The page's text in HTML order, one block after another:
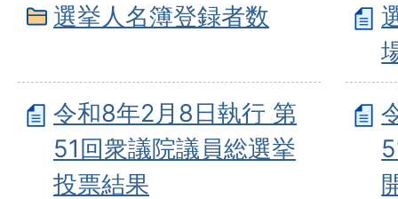
選挙人名簿登録者数
令和8年2月8日執行 第
51回衆議院議員総選挙
投票結果